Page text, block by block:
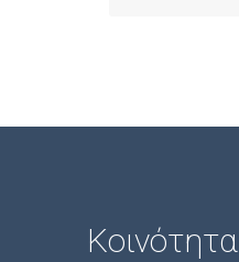
Κοινότητα